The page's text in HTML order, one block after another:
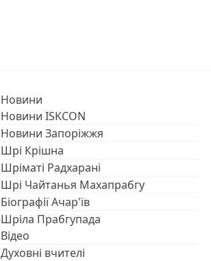
Новини
Новини ISKCON
Новини Запоріжжя
Шрі Крішна
Шріматі Радхарані
Шрі Чайтанья Махапрабгу
Біографії Ачар'їв
Шріла Прабгупада
Відео
Духовні вчителі